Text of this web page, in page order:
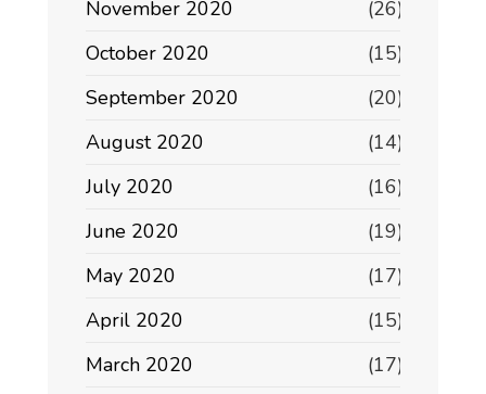
November 2020
(26)
October 2020
(15)
September 2020
(20)
August 2020
(14)
July 2020
(16)
June 2020
(19)
May 2020
(17)
April 2020
(15)
March 2020
(17)